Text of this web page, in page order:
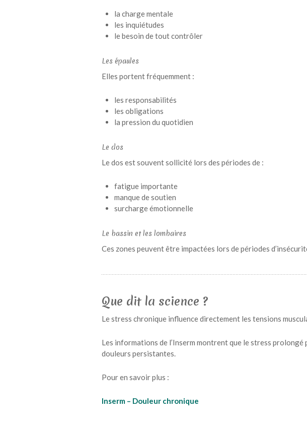
la charge mentale
les inquiétudes
le besoin de tout contrôler
Les épaules
Elles portent fréquemment :
les responsabilités
les obligations
la pression du quotidien
Le dos
Le dos est souvent sollicité lors des périodes de :
fatigue importante
manque de soutien
surcharge émotionnelle
Le bassin et les lombaires
Ces zones peuvent être impactées lors de périodes
Que dit la science ?
Le stress chronique influence directement les tensions
Les informations de l’Inserm montrent que le stress
douleurs persistantes.
Pour en savoir plus :
Inserm – Douleur chronique